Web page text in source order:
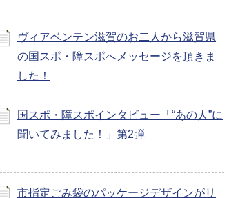
ヴィアベンテン滋賀のお二人から滋賀県
の国スポ・障スポへメッセージを頂きま
した！
国スポ・障スポインタビュー「“あの人”に
聞いてみました！」第2弾
市指定ごみ袋のパッケージデザインがリ